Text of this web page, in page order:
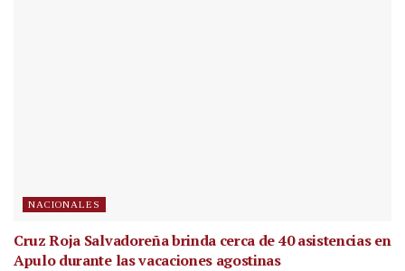
NACIONALES
Cruz Roja Salvadoreña brinda cerca de 40 asistencias en
Apulo durante las vacaciones agostinas